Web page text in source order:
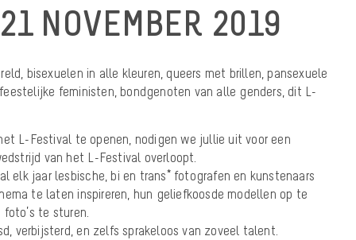
NOVEMBER 2019
bisexuelen in alle kleuren, queers met brillen, pansexuele
feministen, bondgenoten van alle genders, dit L-
L-Festival te openen, nodigen we jullie uit voor een
van het L-Festival overloopt.
elk jaar lesbische, bi en trans* fotografen en kunstenaars
te laten inspireren, hun geliefkoosde modellen op te
te sturen.
verbijsterd, en zelfs sprakeloos van zoveel talent.